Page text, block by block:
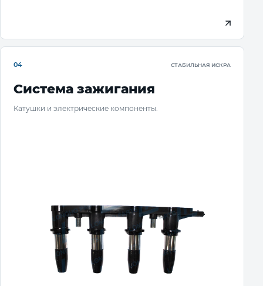
04 СТАБИЛЬНАЯ ИСКРА
Система зажигания
Катушки и электрические компоненты.